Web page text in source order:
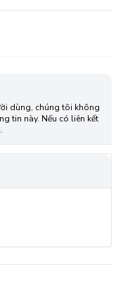
dùng, chúng tôi không
tin này. Nếu có liên kết